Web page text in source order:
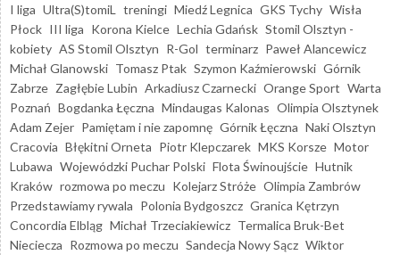
I liga Ultra(S)tomiL treningi Miedź Legnica GKS Tychy Wisła
Płock III liga Korona Kielce Lechia Gdańsk Stomil Olsztyn -
kobiety AS Stomil Olsztyn R-Gol terminarz Paweł Alancewicz
Michał Glanowski Tomasz Ptak Szymon Kaźmierowski Górnik
Zabrze Zagłębie Lubin Arkadiusz Czarnecki Orange Sport Warta
Poznań Bogdanka Łęczna Mindaugas Kalonas Olimpia Olsztynek
Adam Zejer Pamiętam i nie zapomnę Górnik Łęczna Naki Olsztyn
Cracovia Błękitni Orneta Piotr Klepczarek MKS Korsze Motor
Lubawa Wojewódzki Puchar Polski Flota Świnoujście Hutnik
Kraków rozmowa po meczu Kolejarz Stróże Olimpia Zambrów
Przedstawiamy rywala Polonia Bydgoszcz Granica Kętrzyn
Concordia Elbląg Michał Trzeciakiewicz Termalica Bruk-Bet
Nieciecza Rozmowa po meczu Sandecja Nowy Sącz Wiktor